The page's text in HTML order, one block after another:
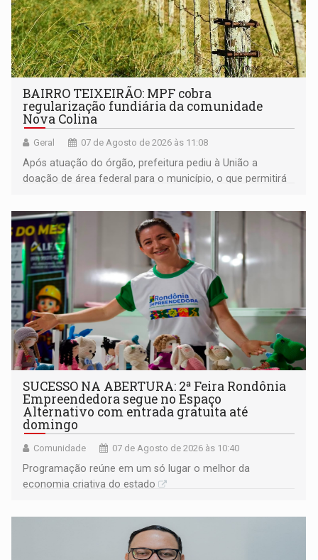
BAIRRO TEIXEIRÃO: MPF cobra
regularização fundiária da comunidade
Nova Colina
Geral 07 de Agosto de 2026 às 11:08
Após atuação do órgão, prefeitura pediu à União a
doação de área federal para o município, o que permitirá
SUCESSO NA ABERTURA: 2ª Feira Rondônia
Empreendedora segue no Espaço
Alternativo com entrada gratuita até
domingo
Comunidade 07 de Agosto de 2026 às 10:40
Programação reúne em um só lugar o melhor da
economia criativa do estado